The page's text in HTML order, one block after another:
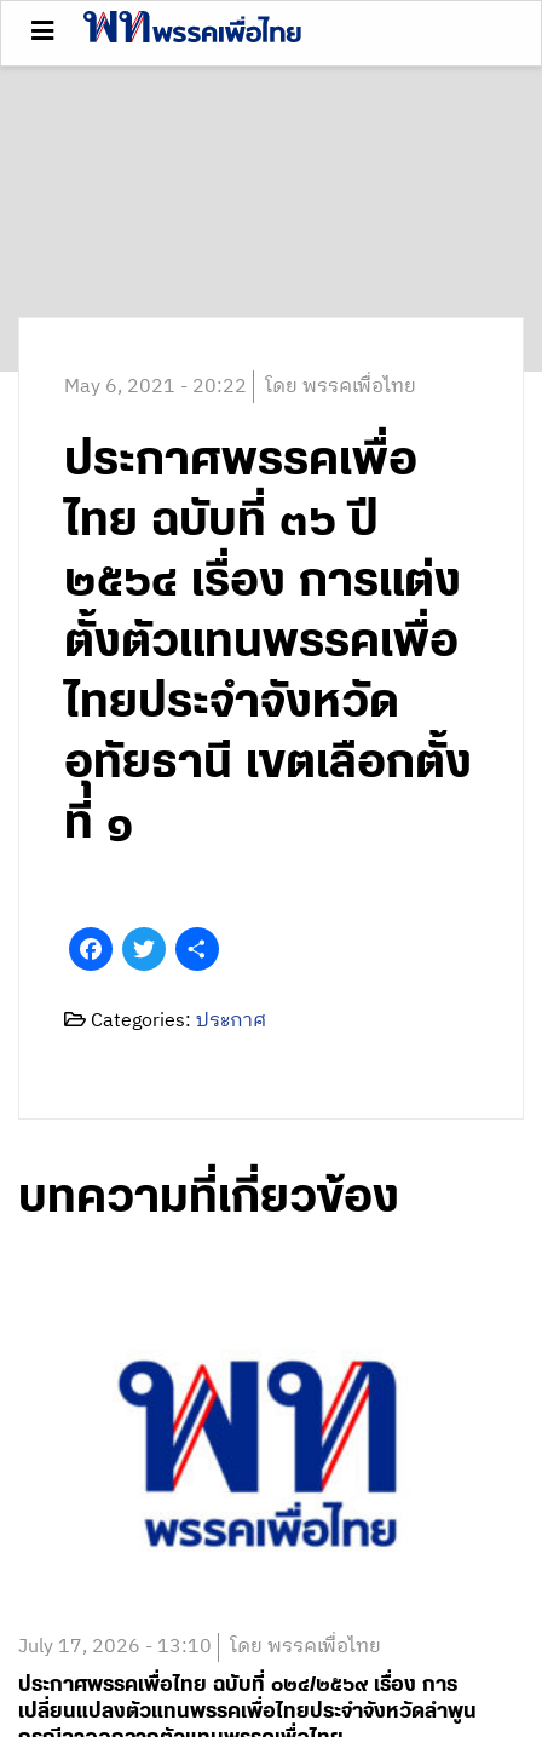
May 6, 2021 - 20:22 โดย พรรคเพื่อไทย
ประกาศพรรคเพื่อ
ไทย ฉบับที่ ๓๖ ปี
๒๕๖๔ เรื่อง การแต่ง
ตั้งตัวแทนพรรคเพื่อ
ไทยประจำจังหวัด
อุทัยธานี เขตเลือกตั้ง
ที่ ๑
FacebookTwitter
Categories:ประกาศ
บทความที่เกี่ยวข้อง
July 17, 2026 - 13:10 โดย พรรคเพื่อไทย
ประกาศพรรคเพื่อไทย ฉบับที่ ๐๒๔/๒๕๖๙ เรื่อง การ
เปลี่ยนแปลงตัวแทนพรรคเพื่อไทยประจำจังหวัดลำพูน